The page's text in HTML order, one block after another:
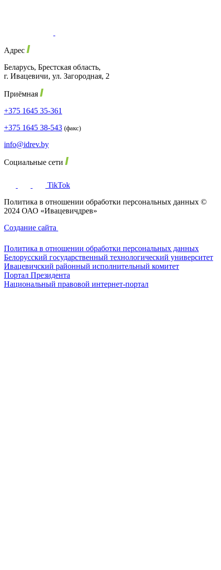
Адрес
Беларусь, Брестская область,
г. Ивацевичи, ул. Загородная, 2
Приёмная
+375 1645 35-361
+375 1645 38-543 (факс)
info@idrev.by
Социальные сети
TikTok
Политика в отношении обработки персональных данных ©
2024 ОАО «Ивацевичдрев»
Создание сайта
Политика в отношении обработки персональных данных
Белорусский государственный технологический университет
Ивацевичский районный исполнительный комитет
Портал Президента
Национальный правовой интернет-портал